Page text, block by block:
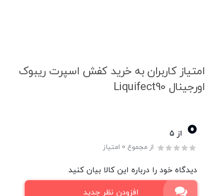
امتیاز کاربران به خرید کفش اسپرت ریبوک
اورجینال Liquifect90
0 از ۵
از مجموع 0 امتیاز
دیدگاه خود را درباره این کالا بیان کنید
افزودن نظر جدید